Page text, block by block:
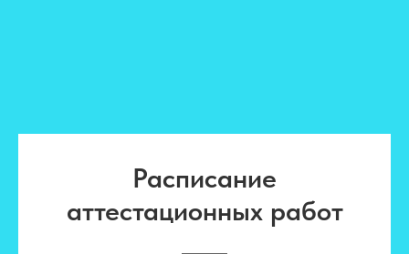
Расписание
аттестационных работ